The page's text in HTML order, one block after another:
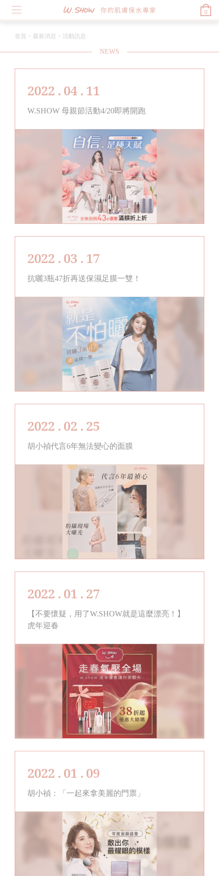
0
首頁 > 最新消息 > 活動訊息
NEWS
2022 . 04 . 11
W.SHOW 母親節活動4/20即將開跑
2022 . 03 . 17
抗曬3瓶47折再送保濕足膜一雙！
2022 . 02 . 25
胡小禎代言6年無法變心的面膜
2022 . 01 . 27
【不要懷疑，用了W.SHOW就是這麼漂亮！】
虎年迎春
2022 . 01 . 09
胡小禎：「一起來拿美麗的門票」